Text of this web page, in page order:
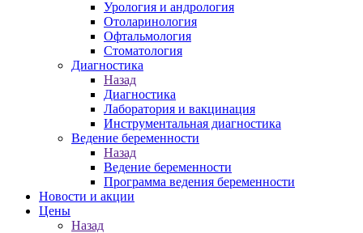
Урология и андрология
Отоларинология
Офтальмология
Стоматология
Диагностика
Назад
Диагностика
Лаборатория и вакцинация
Инструментальная диагностика
Ведение беременности
Назад
Ведение беременности
Программа ведения беременности
Новости и акции
Цены
Назад